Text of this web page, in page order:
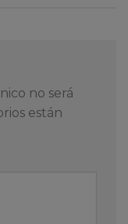
no será
están